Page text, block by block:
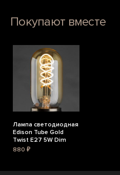
Покупают вместе
Лампа светодиодная
Edison Tube Gold
Twist E27 5W Dim
880 ₽